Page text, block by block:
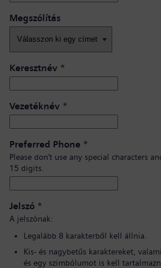
Megszólítás
Keresztnév *
Vezetéknév *
Preferred Phone *
Please don’t use any special characters
15 digits.
Jelszó *
A jelszónak:
Legalább 8 karakterből kell állnia.
Kis- és nagybetűs karaktereket,
és egy szimbólumot is kell